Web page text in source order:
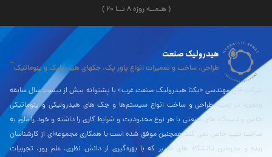
( هـمــه روزه ۸ تــا ۲۰ )
هیدرولیک صنعت
طراحی، ساخت و تعمیرات انواع پاور پک، جکهای هیدرولیک و پنوماتیک
شرکت فنی مهندسی «یکتا هیدرولیک صنعت غرب» با پشتوانه بیش از بیست سال سابقه
وتجربه در زمینۀ طراحی و ساخت انواع سیستم‌ها و جک های هیدرولیکی و پنوماتیکی
خاص و دستگاه های صنعتی با هر نوع محدودیت و شرایط کاری را داشته و خود را ملزم به
ساخت تیپ خاص نمی کند همچنین موفق شده است با همکاری مجموعه‌ای از کارشناسان
زبده و مدرسین دانشگاه های معتبر که با بهره‌گیری از دانش نظری، علم روز، تجربیات